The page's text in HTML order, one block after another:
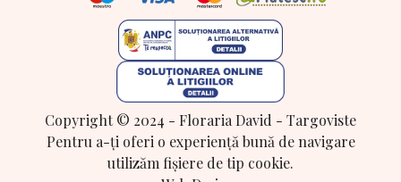
Copyright © 2024 - Floraria David - Targoviste
Pentru a-ți oferi o experiență bună de navigare
utilizăm fișiere de tip cookie.